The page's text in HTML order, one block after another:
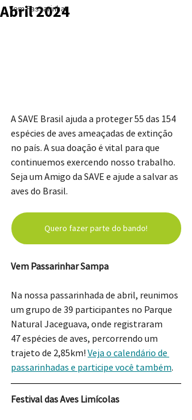
Vem Passarinhar
Abril 2024
A SAVE Brasil ajuda a proteger 55 das 154
espécies de aves ameaçadas de extinção
no país. A sua doação é vital para que
continuemos exercendo nosso trabalho.
Seja um Amigo da SAVE e ajude a salvar as
aves do Brasil.
Quero fazer parte do bando!
Vem Passarinhar Sampa
Na nossa passarinhada de abril, reunimos
um grupo de 39 participantes no Parque
Natural Jaceguava, onde registraram
47 espécies de aves, percorrendo um
trajeto de 2,85km! Veja o calendário de
passarinhadas e participe você também.
Festival das Aves Limícolas